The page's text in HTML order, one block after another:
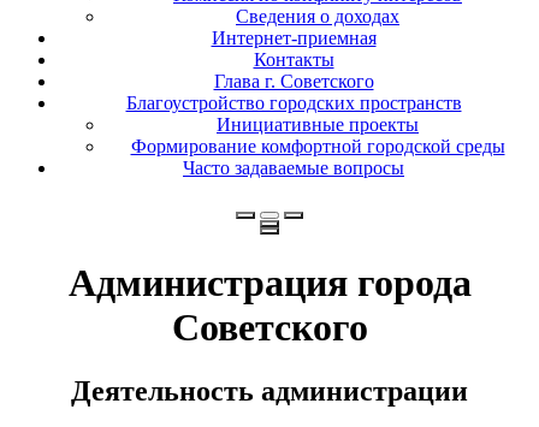
Сведения о доходах
Интернет-приемная
Контакты
Глава г. Советского
Благоустройство городских пространств
Инициативные проекты
Формирование комфортной городской среды
Часто задаваемые вопросы
Администрация города
Советского
Деятельность администрации